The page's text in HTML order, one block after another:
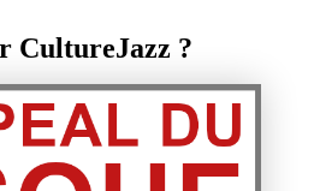
CultureJazz ?